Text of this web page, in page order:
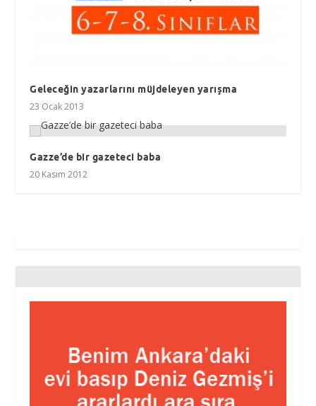
Geleceğin yazarlarını müjdeleyen yarışma
23 Ocak 2013
Gazze’de bir gazeteci baba
20 Kasım 2012